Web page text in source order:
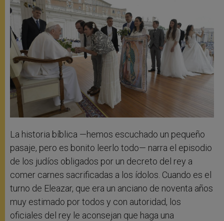
La historia bíblica —hemos escuchado un pequeño
pasaje, pero es bonito leerlo todo— narra el episodio
de los judíos obligados por un decreto del rey a
comer carnes sacrificadas a los ídolos. Cuando es el
turno de Eleazar, que era un anciano de noventa años
muy estimado por todos y con autoridad, los
oficiales del rey le aconsejan que haga una